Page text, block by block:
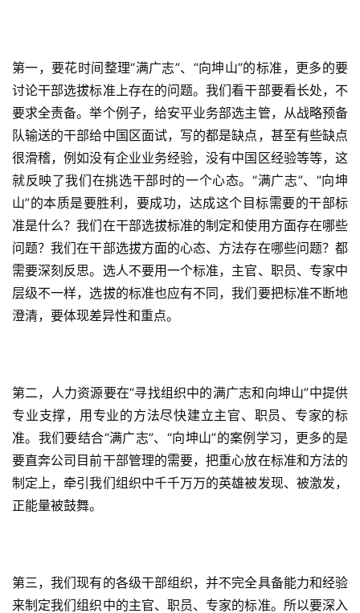
第一，要花时间整理“满广志”、“向坤山”的标准，更多的要
讨论干部选拔标准上存在的问题。我们看干部要看长处，不
要求全责备。举个例子，给安平业务部选主管，从战略预备
队输送的干部给中国区面试，写的都是缺点，甚至有些缺点
很滑稽，例如没有企业业务经验，没有中国区经验等等，这
就反映了我们在挑选干部时的一个心态。“满广志”、“向坤
山”的本质是要胜利，要成功，达成这个目标需要的干部标
准是什么？我们在干部选拔标准的制定和使用方面存在哪些
问题？我们在干部选拔方面的心态、方法存在哪些问题？都
需要深刻反思。选人不要用一个标准，主官、职员、专家中
层级不一样，选拔的标准也应有不同，我们要把标准不断地
澄清，要体现差异性和重点。
第二，人力资源要在“寻找组织中的满广志和向坤山”中提供
专业支撑，用专业的方法尽快建立主官、职员、专家的标
准。我们要结合“满广志”、“向坤山”的案例学习，更多的是
要直奔公司目前干部管理的需要，把重心放在标准和方法的
制定上，牵引我们组织中千千万万的英雄被发现、被激发，
正能量被鼓舞。
第三，我们现有的各级干部组织，并不完全具备能力和经验
来制定我们组织中的主官、职员、专家的标准。所以要深入